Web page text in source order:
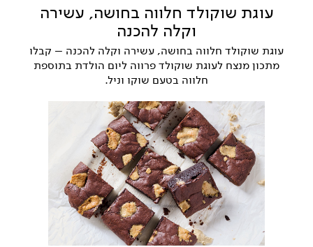
עוגת שוקולד חלווה בחושה, עשירה
וקלה להכנה
עוגת שוקולד חלווה בחושה, עשירה וקלה להכנה – קבלו
מתכון מנצח לעוגת שוקולד פרווה ליום הולדת בתוספת
חלווה בטעם שוקו וניל.